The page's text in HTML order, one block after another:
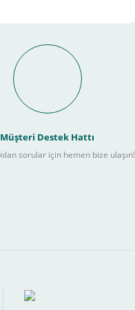
Nasıl
Müşteri Destek Hattı
sorular için hemen bize ulaşın!